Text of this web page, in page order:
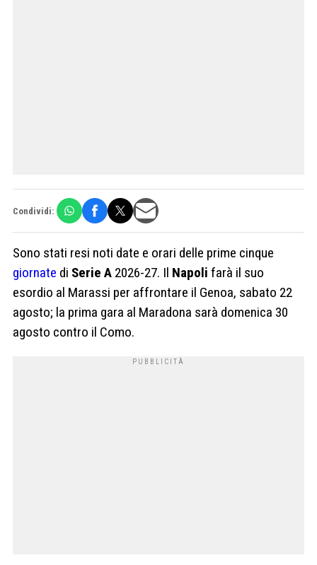
Condividi:
Sono stati resi noti date e orari delle prime cinque
giornate di Serie A 2026-27. Il Napoli farà il suo
esordio al Marassi per affrontare il Genoa, sabato 22
agosto; la prima gara al Maradona sarà domenica 30
agosto contro il Como.